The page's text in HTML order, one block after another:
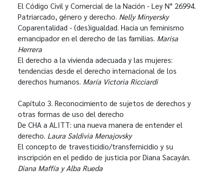
El Código Civil y Comercial de la Nación - Ley N° 26994.
Patriarcado, género y derecho. Nelly Minyersky
Coparentalidad - (des)igualdad. Hacia un feminismo
emancipador en el derecho de las familias. Marisa
Herrera
El derecho a la vivienda adecuada y las mujeres:
tendencias desde el derecho internacional de los
derechos humanos. María Victoria Ricciardi
Capítulo 3. Reconocimiento de sujetos de derechos y
otras formas de uso del derecho
De CHA a ALITT: una nueva manera de entender el
derecho. Laura Saldivia Menajovsky
El concepto de travesticidio/transfemicidio y su
inscripción en el pedido de justicia por Diana Sacayán.
Diana Maffía y Alba Rueda